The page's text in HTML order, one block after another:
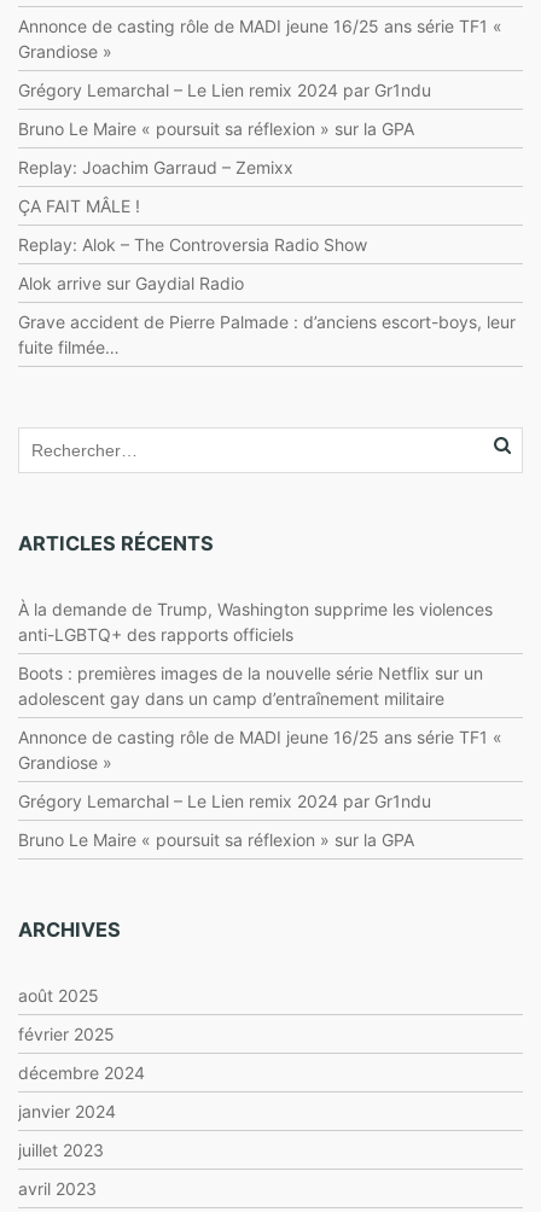
Annonce de casting rôle de MADI jeune 16/25 ans série TF1 «
Grandiose »
Grégory Lemarchal – Le Lien remix 2024 par Gr1ndu
Bruno Le Maire « poursuit sa réflexion » sur la GPA
Replay: Joachim Garraud – Zemixx
ÇA FAIT MÂLE !
Replay: Alok – The Controversia Radio Show
Alok arrive sur Gaydial Radio
Grave accident de Pierre Palmade : d’anciens escort-boys, leur
fuite filmée…
ARTICLES RÉCENTS
À la demande de Trump, Washington supprime les violences
anti-LGBTQ+ des rapports officiels
Boots : premières images de la nouvelle série Netflix sur un
adolescent gay dans un camp d’entraînement militaire
Annonce de casting rôle de MADI jeune 16/25 ans série TF1 «
Grandiose »
Grégory Lemarchal – Le Lien remix 2024 par Gr1ndu
Bruno Le Maire « poursuit sa réflexion » sur la GPA
ARCHIVES
août 2025
février 2025
décembre 2024
janvier 2024
juillet 2023
avril 2023